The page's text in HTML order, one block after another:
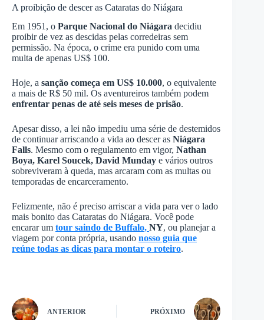
A proibição de descer as Cataratas do Niágara
Em 1951, o Parque Nacional do Niágara decidiu
proibir de vez as descidas pelas corredeiras sem
permissão. Na época, o crime era punido com uma
multa de apenas US$ 100.
Hoje, a sanção começa em US$ 10.000, o equivalente
a mais de R$ 50 mil. Os aventureiros também podem
enfrentar penas de até seis meses de prisão.
Apesar disso, a lei não impediu uma série de destemidos
de continuar arriscando a vida ao descer as Niágara
Falls. Mesmo com o regulamento em vigor, Nathan
Boya, Karel Soucek, David Munday e vários outros
sobreviveram à queda, mas arcaram com as multas ou
temporadas de encarceramento.
Felizmente, não é preciso arriscar a vida para ver o lado
mais bonito das Cataratas do Niágara. Você pode
encarar um tour saindo de Buffalo, NY, ou planejar a
viagem por conta própria, usando nosso guia que
reúne todas as dicas para montar o roteiro.
ANTERIOR PRÓXIMO